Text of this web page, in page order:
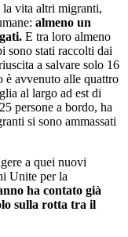
la vita altri migranti,
almeno un
E tra loro almeno
sono stati raccolti dai
a salvare solo 16
è avvenuto alle quattro
al largo ad est di
persone a bordo, ha
si sono ammassati
a quei nuovi
Unite per la
ha contato già
sulla rotta tra il